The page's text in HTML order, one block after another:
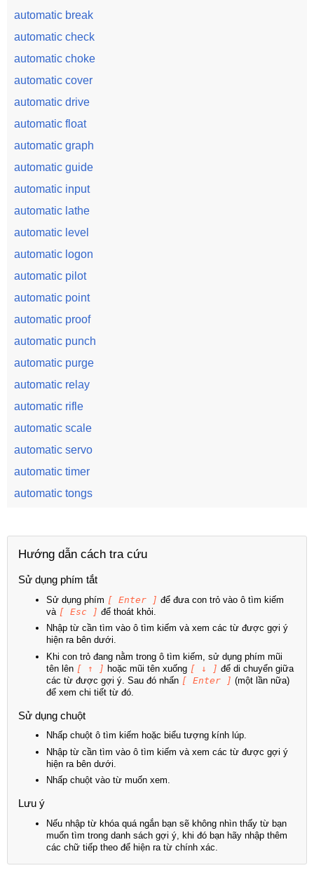
automatic break
automatic check
automatic choke
automatic cover
automatic drive
automatic float
automatic graph
automatic guide
automatic input
automatic lathe
automatic level
automatic logon
automatic pilot
automatic point
automatic proof
automatic punch
automatic purge
automatic relay
automatic rifle
automatic scale
automatic servo
automatic timer
automatic tongs
Hướng dẫn cách tra cứu
Sử dụng phím tắt
Sử dụng phím [ Enter ] để đưa con trỏ vào ô tìm kiếm
và [ Esc ] để thoát khỏi.
Nhập từ cần tìm vào ô tìm kiếm và xem các từ được gợi ý
hiện ra bên dưới.
Khi con trỏ đang nằm trong ô tìm kiếm, sử dụng phím mũi
tên lên [ ↑ ] hoặc mũi tên xuống [ ↓ ] để di chuyển giữa
các từ được gợi ý. Sau đó nhấn [ Enter ] (một lần nữa)
để xem chi tiết từ đó.
Sử dụng chuột
Nhấp chuột ô tìm kiếm hoặc biểu tượng kính lúp.
Nhập từ cần tìm vào ô tìm kiếm và xem các từ được gợi ý
hiện ra bên dưới.
Nhấp chuột vào từ muốn xem.
Lưu ý
Nếu nhập từ khóa quá ngắn bạn sẽ không nhìn thấy từ bạn
muốn tìm trong danh sách gợi ý, khi đó bạn hãy nhập thêm
các chữ tiếp theo để hiện ra từ chính xác.